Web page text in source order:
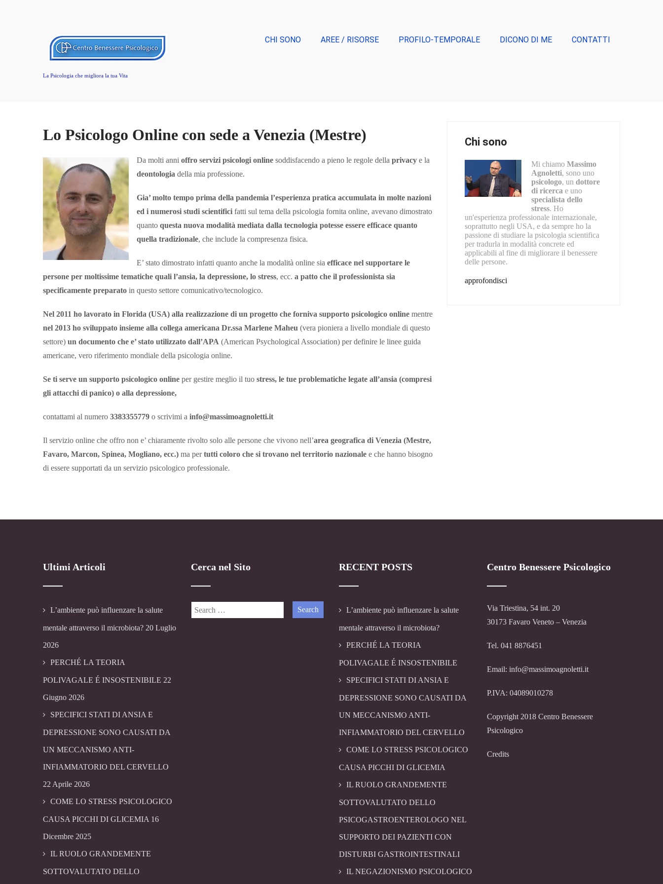
La Psicologia che migliora la tua Vita
CHI SONO AREE / RISORSE PROFILO-TEMPORALE DICONO DI ME CONTATTI
Lo Psicologo Online con sede a Venezia (Mestre)
Da molti anni offro servizi psicologi online soddisfacendo a pieno le regole della privacy e la
deontologia della mia professione.
Gia’ molto tempo prima della pandemia l’esperienza pratica accumulata in molte nazioni
ed i numerosi studi scientifici fatti sul tema della psicologia fornita online, avevano dimostrato
quanto questa nuova modalità mediata dalla tecnologia potesse essere efficace quanto
quella tradizionale, che include la compresenza fisica.
E’ stato dimostrato infatti quanto anche la modalità online sia efficace nel supportare le
persone per moltissime tematiche quali l’ansia, la depressione, lo stress, ecc. a patto che il professionista sia
specificamente preparato in questo settore comunicativo/tecnologico.
Nel 2011 ho lavorato in Florida (USA) alla realizzazione di un progetto che forniva supporto psicologico online mentre
nel 2013 ho sviluppato insieme alla collega americana Dr.ssa Marlene Maheu (vera pioniera a livello mondiale di questo
settore) un documento che e’ stato utilizzato dall’APA (American Psychological Association) per definire le linee guida
americane, vero riferimento mondiale della psicologia online.
Se ti serve un supporto psicologico online per gestire meglio il tuo stress, le tue problematiche legate all’ansia (compresi
gli attacchi di panico) o alla depressione,
contattami al numero 3383355779 o scrivimi a info@massimoagnoletti.it
Il servizio online che offro non e’ chiaramente rivolto solo alle persone che vivono nell’area geografica di Venezia (Mestre,
Favaro, Marcon, Spinea, Mogliano, ecc.) ma pertutti coloro che si trovano nel territorio nazionale e che hanno bisogno
di essere supportati da un servizio psicologico professionale.
Chi sono
Mi chiamoMassimo
Agnoletti, sono uno
psicologo, undottore
di ricerca e uno
specialista dello
stress. Ho
un'esperienza professionale internazionale,
soprattutto negli USA, e da sempre ho la
passione di studiare la psicologia scientifica
per tradurla in modalità concrete ed
applicabili al fine di migliorare il benessere
delle persone.
approfondisci
Ultimi Articoli
L’ambiente può influenzare la salute
mentale attraverso il microbiota? 20 Luglio
2026
PERCHÉ LA TEORIA
POLIVAGALE É INSOSTENIBILE 22
Giugno 2026
SPECIFICI STATI DI ANSIA E
DEPRESSIONE SONO CAUSATI DA
UN MECCANISMO ANTI-
INFIAMMATORIO DEL CERVELLO
22 Aprile 2026
COME LO STRESS PSICOLOGICO
CAUSA PICCHI DI GLICEMIA 16
Dicembre 2025
IL RUOLO GRANDEMENTE
SOTTOVALUTATO DELLO
Cerca nel Sito RECENT POSTS
L’ambiente può influenzare la salute
mentale attraverso il microbiota?
PERCHÉ LA TEORIA
POLIVAGALE É INSOSTENIBILE
SPECIFICI STATI DI ANSIA E
DEPRESSIONE SONO CAUSATI DA
UN MECCANISMO ANTI-
INFIAMMATORIO DEL CERVELLO
COME LO STRESS PSICOLOGICO
CAUSA PICCHI DI GLICEMIA
IL RUOLO GRANDEMENTE
SOTTOVALUTATO DELLO
PSICOGASTROENTEROLOGO NEL
SUPPORTO DEI PAZIENTI CON
DISTURBI GASTROINTESTINALI
IL NEGAZIONISMO PSICOLOGICO
Centro Benessere Psicologico
Via Triestina, 54 int. 20
30173 Favaro Veneto – Venezia
Tel. 041 8876451
Email: info@massimoagnoletti.it
P.IVA: 04089010278
Copyright 2018 Centro Benessere
Psicologico
Credits